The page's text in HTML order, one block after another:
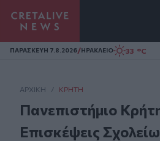
Homepage
ΠΑΡΑΣΚΕΥΗ 7.8.2026/ΗΡΑΚΛΕΙΟ 33 °C
ΑΡΧΙΚΗ / ΚΡΉΤΗ
Πανεπιστήμιο
Επισκέψεις